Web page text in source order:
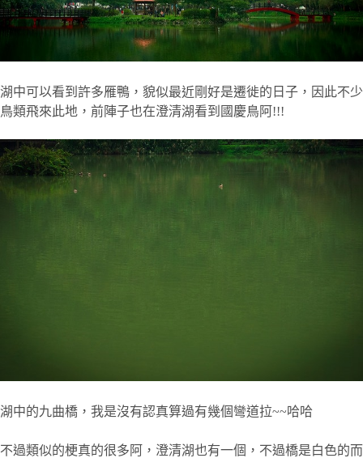
湖中可以看到許多雁鴨，貌似最近剛好是遷徙的日子，因此不少
鳥類飛來此地，前陣子也在澄清湖看到國慶鳥阿!!!
湖中的九曲橋，我是沒有認真算過有幾個彎道拉~~哈哈
不過類似的梗真的很多阿，澄清湖也有一個，不過橋是白色的而